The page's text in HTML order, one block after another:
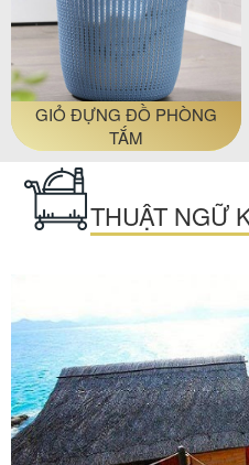
GIỎ ĐỰNG ĐỒ PHÒNG
TẮM
THUẬT NGỮ